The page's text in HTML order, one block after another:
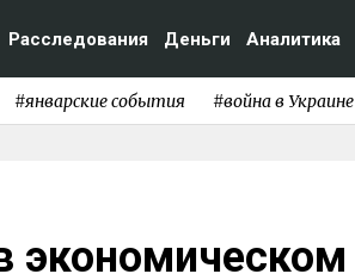
Расследования Деньги Аналитика
#январские события #война в Украине
экономическом